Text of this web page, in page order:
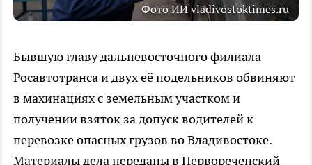
Фото ИИ vladivostoktimes.ru
Бывшую главу дальневосточного филиала
Росавтотранса и двух её подельников обвиняют
в махинациях с земельным участком и
получении взяток за допуск водителей к
перевозке опасных грузов во Владивостоке.
Материалы дела переданы в Первореченский